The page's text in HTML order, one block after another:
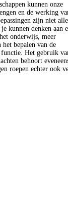
kunnen onze
en de werking
zijn niet
kunnen denken aan
onderwijs, meer
bepalen van de
Het gebruik
behoort
roepen echter ook
de ethiek (recht op
stelsel. De
deze
project is om een
technologieën in
met een focus